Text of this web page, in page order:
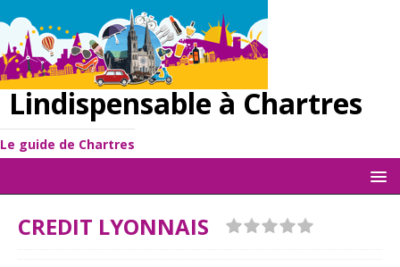
Lindispensable à Chartres
Le guide de Chartres
CREDIT LYONNAIS